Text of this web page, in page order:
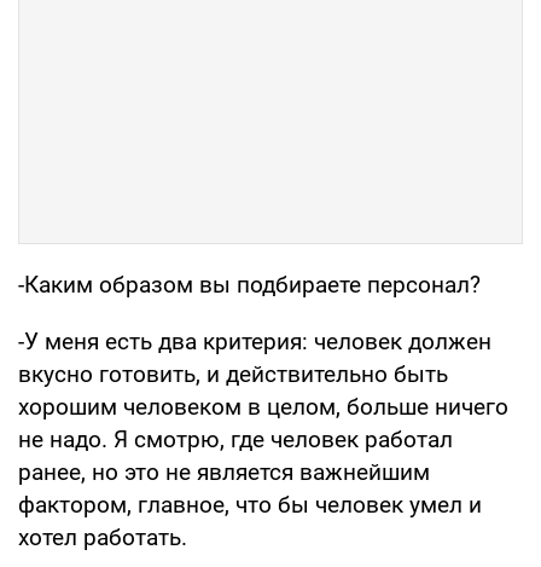
-Каким образом вы подбираете персонал?
-У меня есть два критерия: человек должен
вкусно готовить, и действительно быть
хорошим человеком в целом, больше ничего
не надо. Я смотрю, где человек работал
ранее, но это не является важнейшим
фактором, главное, что бы человек умел и
хотел работать.